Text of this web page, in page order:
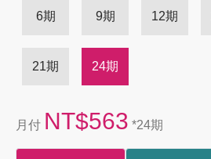
6期 9期 12期
21期 24期
月付 NT$563 *24期